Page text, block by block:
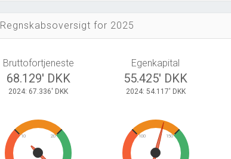
Regnskabsoversigt for 2025
Bruttofortjeneste
68.129' DKK
2024: 67.336' DKK
Egenkapital
55.425' DKK
2024: 54.117' DKK
10 20 100 150